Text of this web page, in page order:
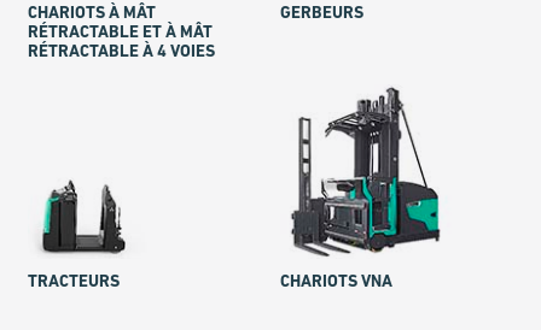
CHARIOTS À MÂT
RÉTRACTABLE ET À MÂT
RÉTRACTABLE À 4 VOIES
GERBEURS
TRACTEURS CHARIOTS VNA